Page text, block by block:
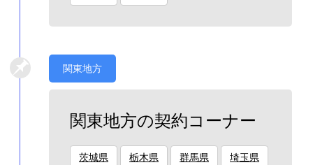
関東地方
関東地方の契約コーナー
茨城県 栃木県 群馬県 埼玉県